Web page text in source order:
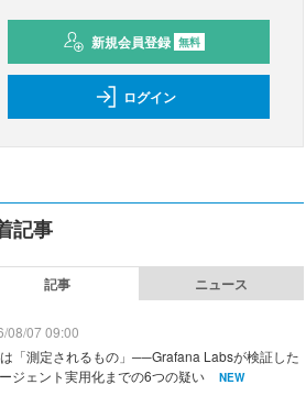
新規会員登録 無料
ログイン
記事
記事 ニュース
08/07 09:00
「測定されるもの」──Grafana Labsが検証した
ジェント実用化までの6つの疑い
NEW